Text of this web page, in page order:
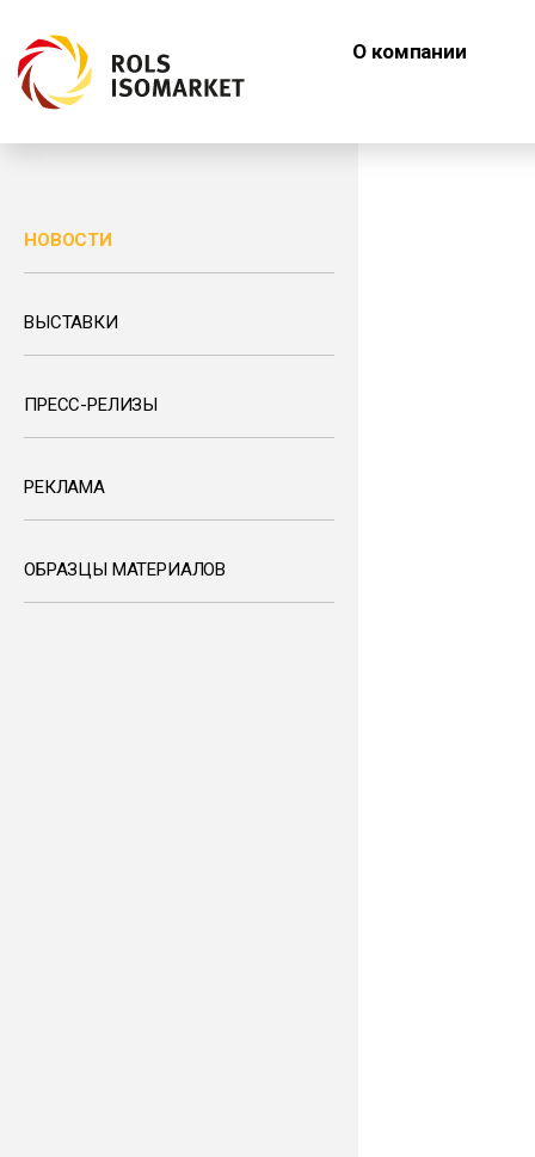
О компании
НОВОСТИ
ВЫСТАВКИ
ПРЕСС-РЕЛИЗЫ
РЕКЛАМА
ОБРАЗЦЫ МАТЕРИАЛОВ